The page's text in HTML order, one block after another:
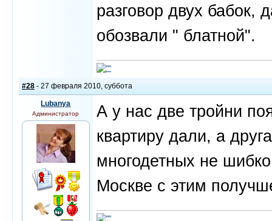
разговор двух бабок,
обозвали " блатной".
#28 - 27 февраля 2010, суббота
Lubanya
Администратор
А у нас две тройни
квартиру дали, а
многодетных не
Москве с этим